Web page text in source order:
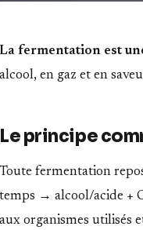
La fermentation est
alcool, en gaz et en
Le principe
Toute fermentation
temps → alcool/acide +
aux organismes utilisés